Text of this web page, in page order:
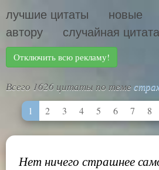
лучшие цитаты новые
автору
случайная цитата
Отключить всю рекламу!
Всего 1626 цитаты по теме
1 2 3 4 5 6 7 8
Нет ничего страшнее